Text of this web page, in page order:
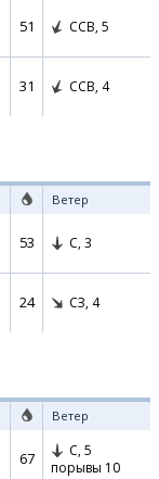
51 ССВ, 5
31 ССВ, 4
Ветер
53 С, 3
24 СЗ, 4
Ветер
67 С, 5
порывы 10